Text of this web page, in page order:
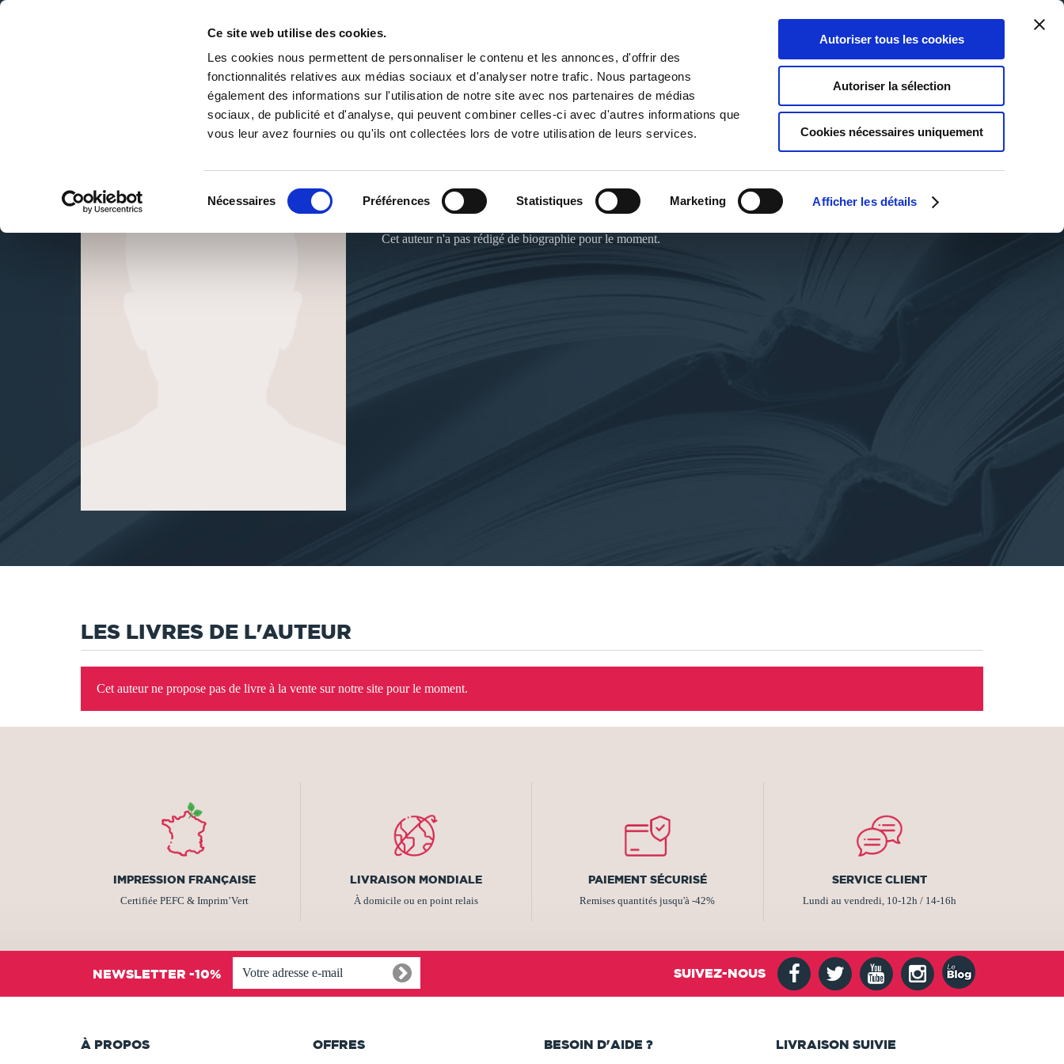
Ce site web utilise des cookies.
Les cookies nous permettent de personnaliser le contenu et les annonces, d'offrir des
fonctionnalités relatives aux médias sociaux et d'analyser notre trafic. Nous partageons
également des informations sur l'utilisation de notre site avec nos partenaires de médias
sociaux, de publicité et d'analyse, qui peuvent combiner celles-ci avec d'autres informations que
vous leur avez fournies ou qu'ils ont collectées lors de votre utilisation de leurs services.
Nécessaires Préférences Statistiques Marketing Afficher les détails
Autoriser tous les cookies
Autoriser la sélection
Cookies nécessaires uniquement
DE LA PAGE BLANCHE... AU BEST SELLER
0
Panier
0
Ma liste
Connexion
PUBLIER UN LIVRE LIBRAIRIE
JOEY COULON
Cet auteur n'a pas rédigé de biographie pour le moment.
LES LIVRES DE L'AUTEUR
Cet auteur ne propose pas de livre à la vente sur notre site pour le moment.
IMPRESSION FRANÇAISE
Certifiée PEFC & Imprim’Vert
LIVRAISON MONDIALE
À domicile ou en point relais
PAIEMENT SÉCURISÉ
Remises quantités jusqu'à -42%
SERVICE CLIENT
Lundi au vendredi, 10-12h / 14-16h
NEWSLETTER -10% SUIVEZ-NOUS
À PROPOS OFFRES BESOIN D'AIDE ? LIVRAISON SUIVIE